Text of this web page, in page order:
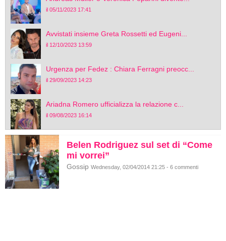
il 05/11/2023 17:41
Avvistati insieme Greta Rossetti ed Eugeni...
il 12/10/2023 13:59
Urgenza per Fedez : Chiara Ferragni preocc...
il 29/09/2023 14:23
Ariadna Romero ufficializza la relazione c...
il 09/08/2023 16:14
Belen Rodriguez sul set di “Come
mi vorrei”
Gossip Wednesday, 02/04/2014 21:25 - 6 commenti